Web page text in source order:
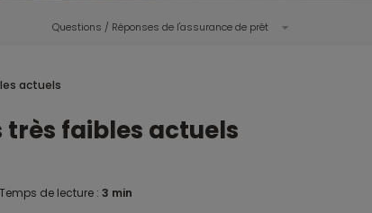
Questions / Réponses de l'assurance de prêt
actuels
faibles actuels
Temps de lecture : 3 min